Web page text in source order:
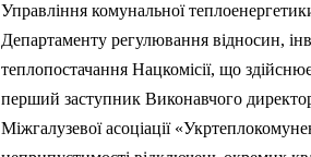
Управління комунальної
Департаменту регулювання відносин,
теплопостачання Нацкомісії, що
перший заступник Виконавчого
Міжгалузевої асоціації «